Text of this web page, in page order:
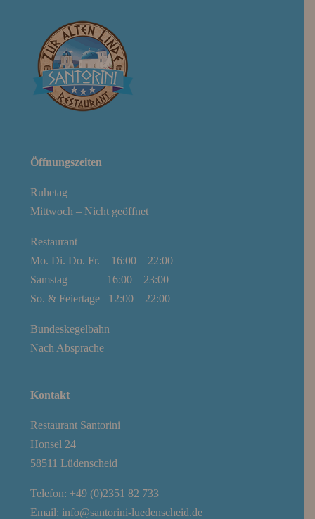
Öffnungszeiten
Ruhetag
Mittwoch – Nicht geöffnet
Restaurant
Mo. Di. Do. Fr. 16:00 – 22:00
Samstag 16:00 – 23:00
So. & Feiertage 12:00 – 22:00
Bundeskegelbahn
Nach Absprache
Kontakt
Restaurant Santorini
Honsel 24
58511 Lüdenscheid
Telefon: +49 (0)2351 82 733
Email: info@santorini-luedenscheid.de